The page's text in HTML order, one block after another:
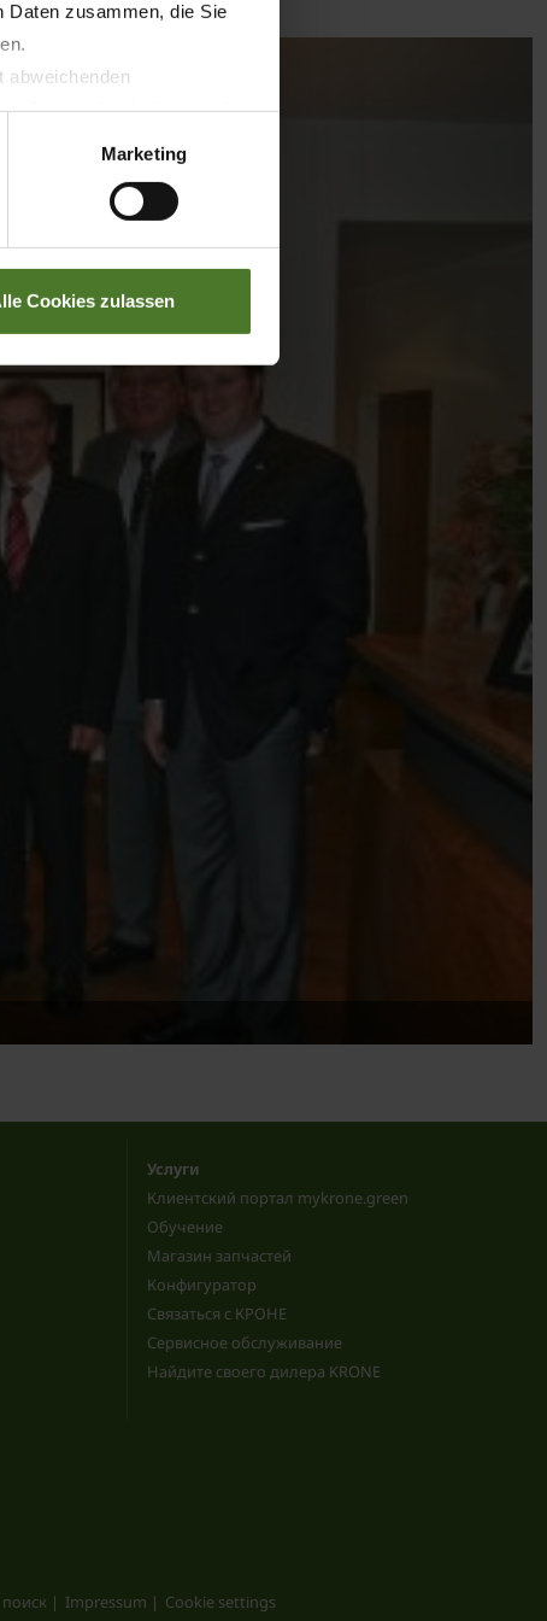
Daten zusammen, die Sie
abweichenden
bzgl. übermittelter
Marketing
Cookies zulassen
Услуги
Клиентский портал mykrone.green
Обучение
Магазин запчастей
Конфигуратор
Связаться с КРОНЕ
Сервисное обслуживание
Найдите своего дилера KRONE
поиск Impressum Cookie settings